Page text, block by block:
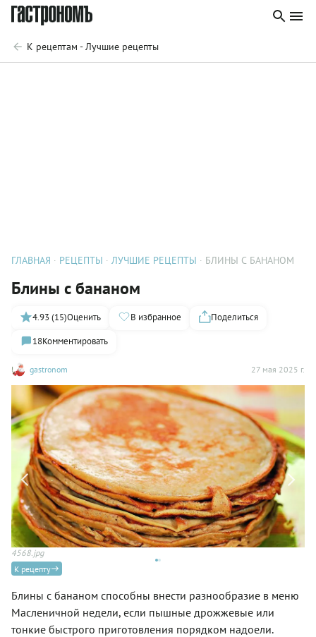
К рецептам - Лучшие рецепты
ГЛАВНАЯ РЕЦЕПТЫ ЛУЧШИЕ РЕЦЕПТЫ БЛИНЫ С БАНАНОМ
Блины с бананом
gastronom 27 мая 2025 г.
4.93 (15)Оценить В избранное
Поделиться
18Комментировать
4568.jpg
К рецепту
Блины с бананом способны внести разнообразие в меню
Масленичной недели, если пышные дрожжевые или
тонкие быстрого приготовления порядком надоели.